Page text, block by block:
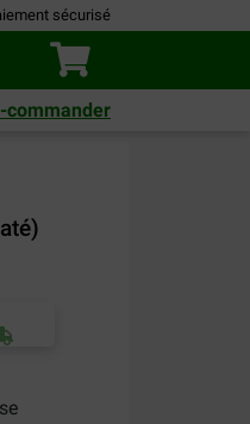
sécurisé
commander